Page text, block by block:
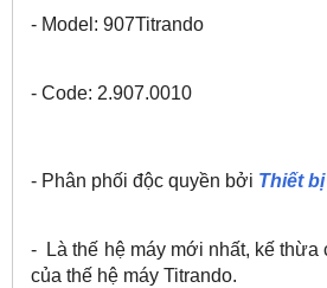
- Model: 907Titrando
- Code: 2.907.0010
- Phân phối độc quyền bởi Thiết
- Là thế hệ máy mới nhất, kế thừa
của thế hệ máy Titrando.